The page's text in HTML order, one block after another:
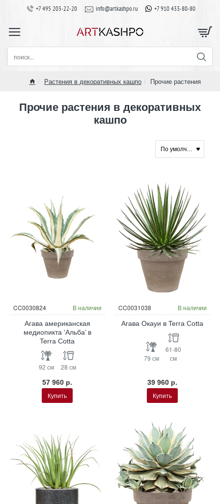
+7 495 203-22-20 info@artkashpo.ru +7 910 433-80-80
поиск...
Растения в декоративных кашпо Прочие растения
Прочие растения в декоративных
кашпо
CC0030824 В наличии
Агава американская
медиопикта ‘Альба’ в
Terra Cotta
92 см 28 см
57 960 р.
Купить
CC0031038 В наличии
Агава Окауи в Terra Cotta
79 см
61-80
см
39 960 р.
Купить